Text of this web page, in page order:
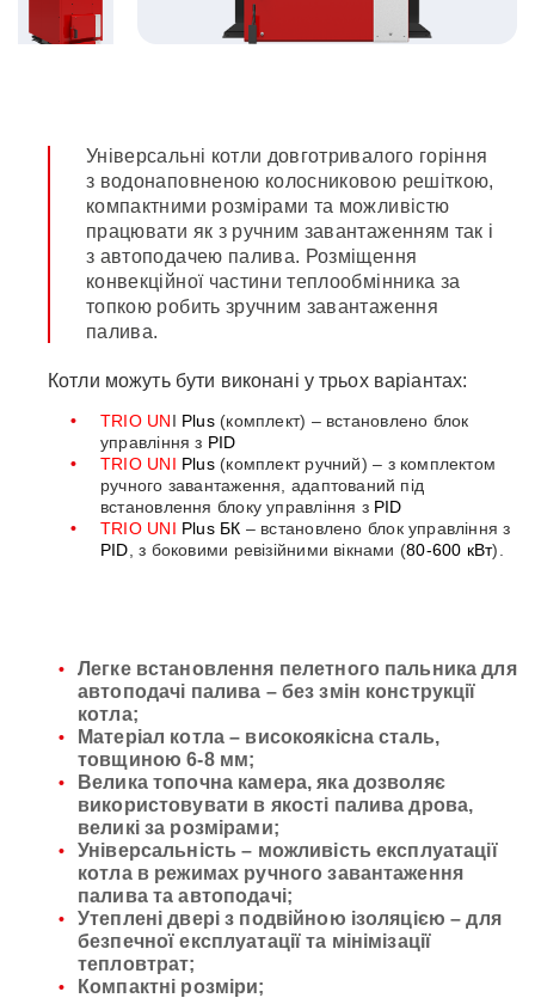
Універсальні котли довготривалого горіння
з водонаповненою колосниковою решіткою,
компактними розмірами та можливістю
працювати як з ручним завантаженням так і
з автоподачею палива. Розміщення
конвекційної частини теплообмінника за
топкою робить зручним завантаження
палива.
Котли можуть бути виконані у трьох варіантах:
TRIO UNI Plus(комплект) – встановлено блок
управління з PID
TRIO UNI Plus(комплект ручний) – з комплектом
ручного завантаження, адаптований під
встановлення блоку управління з PID
TRIO UNI Plus БК – встановлено блок управління з
PID , з боковими ревізійними вікнами (80-600 кВт).
Легке встановлення пелетного пальника для
автоподачі палива – без змін конструкції
котла;
Матеріал котла – високоякісна сталь,
товщиною 6-8 мм;
Велика топочна камера, яка дозволяє
використовувати в якості палива дрова,
великі за розмірами;
Універсальність – можливість експлуатації
котла в режимах ручного завантаження
палива та автоподачі;
Утеплені двері з подвійною ізоляцією – для
безпечної експлуатації та мінімізації
тепловтрат;
Компактні розміри;